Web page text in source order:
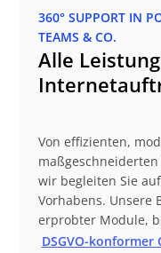
360° SUPPORT IN
TEAMS & CO.
Alle
Von effizienten,
wir begleiten Sie
Vorhabens. Unsere
erprobter Module,
DSGVO-konformer